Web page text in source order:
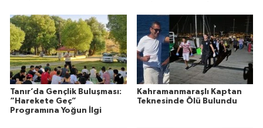
Tanır’da Gençlik Buluşması:
“Harekete Geç”
Programına Yoğun İlgi
Kahramanmaraşlı Kaptan
Teknesinde Ölü Bulundu